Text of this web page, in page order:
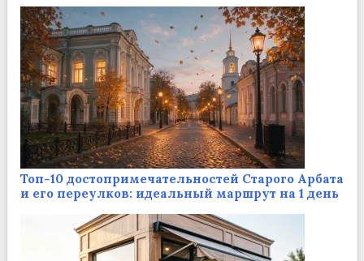
Топ-10 достопримечательностей Старого Арбата
и его переулков: идеальный маршрут на 1 день